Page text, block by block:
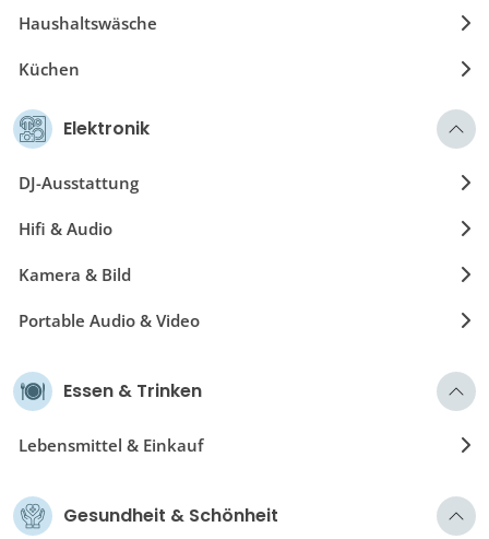
Haushaltswäsche
Küchen
Möbel
Elektronik
DJ-Ausstattung
Hifi & Audio
Kamera & Bild
Portable Audio & Video
Essen & Trinken
Lebensmittel & Einkauf
Gesundheit & Schönheit